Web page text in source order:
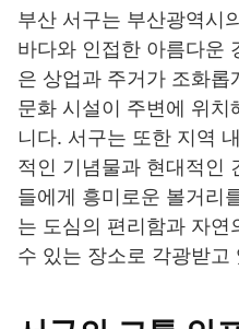
부산 서구는 부산광역시
바다와 인접한 아름다운
은 상업과 주거가 조화
문화 시설이 주변에 위
니다. 서구는 또한 지역
적인 기념물과 현대적인
들에게 흥미로운 볼거리
는 도심의 편리함과 자연
수 있는 장소로 각광받고